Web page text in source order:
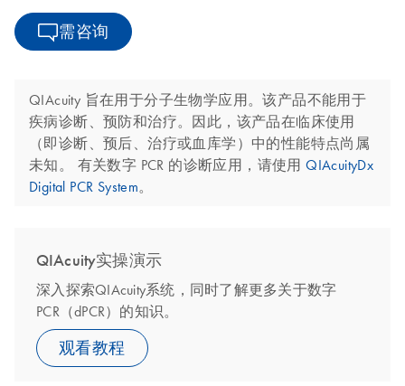
需咨询
QIAcuity 旨在用于分子生物学应用。该产品不能用于
疾病诊断、预防和治疗。因此，该产品在临床使用
（即诊断、预后、治疗或血库学）中的性能特点尚属
未知。 有关数字 PCR 的诊断应用，请使用QIAcuityDx
Digital PCR System。
QIAcuity实操演示
深入探索QIAcuity系统，同时了解更多关于数字
PCR（dPCR）的知识。
观看教程